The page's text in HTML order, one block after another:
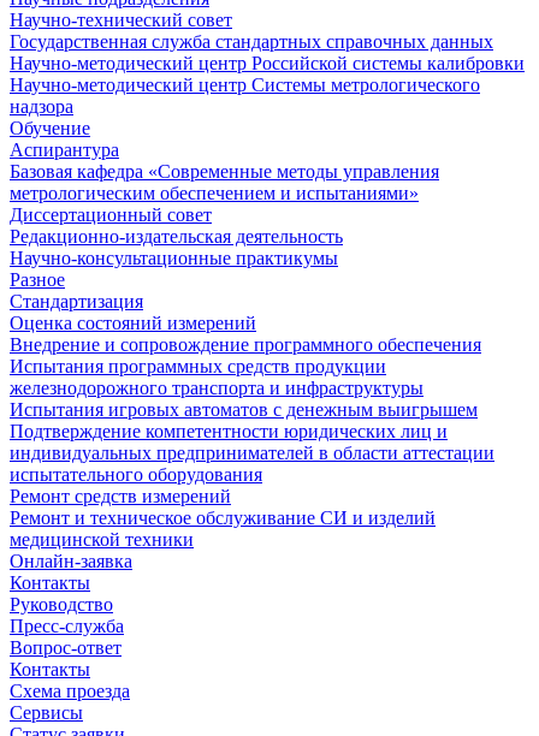
Научно-технический совет
Государственная служба стандартных справочных данных
Научно-методический центр Российской системы калибровки
Научно-методический центр Системы метрологического
надзора
Обучение
Аспирантура
Базовая кафедра «Современные методы управления
метрологическим обеспечением и испытаниями»
Диссертационный совет
Редакционно-издательская деятельность
Научно-консультационные практикумы
Разное
Стандартизация
Оценка состояний измерений
Внедрение и сопровождение программного обеспечения
Испытания программных средств продукции
железнодорожного транспорта и инфраструктуры
Испытания игровых автоматов с денежным выигрышем
Подтверждение компетентности юридических лиц и
индивидуальных предпринимателей в области аттестации
испытательного оборудования
Ремонт средств измерений
Ремонт и техническое обслуживание СИ и изделий
медицинской техники
Онлайн-заявка
Контакты
Руководство
Пресс-служба
Вопрос-ответ
Контакты
Схема проезда
Сервисы